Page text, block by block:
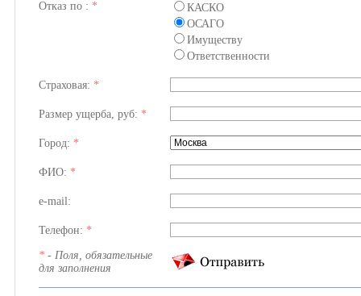
Отказ по : *
КАСКО
ОСАГО
Имуществу
Ответственности
Страховая: *
Размер ущерба, руб: *
Город: *
ФИО: *
e-mail:
Телефон: *
* - Поля, обязательные
для заполнения